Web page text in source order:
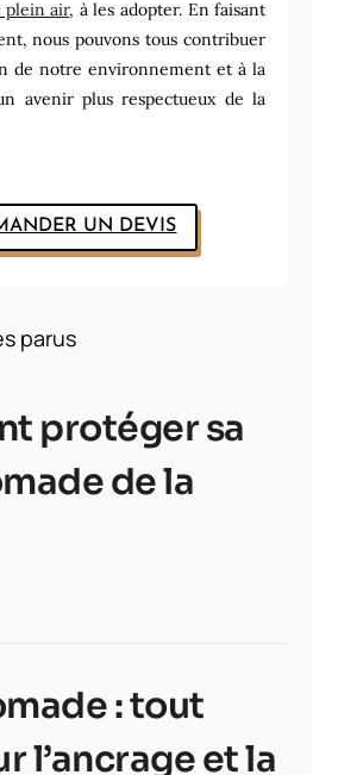
plein air, à les adopter. En faisant
nous pouvons tous contribuer
de notre environnement et à la
avenir plus respectueux de la
UN DEVIS
parus
protéger sa
de la
: tout
l’ancrage et la